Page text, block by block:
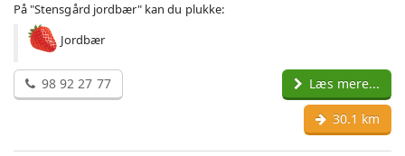
På "Stensgård jordbær" kan du plukke:
Jordbær
98 92 27 77 Læs mere...
30.1 km